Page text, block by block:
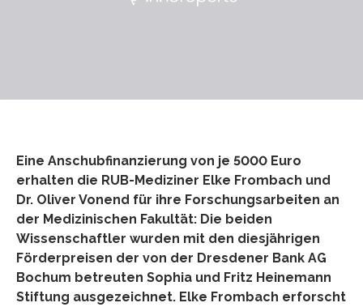
Eine Anschubfinanzierung von je 5000 Euro
erhalten die RUB-Mediziner Elke Frombach und
Dr. Oliver Vonend für ihre Forschungsarbeiten an
der Medizinischen Fakultät: Die beiden
Wissenschaftler wurden mit den diesjährigen
Förderpreisen der von der Dresdener Bank AG
Bochum betreuten Sophia und Fritz Heinemann
Stiftung ausgezeichnet. Elke Frombach erforscht